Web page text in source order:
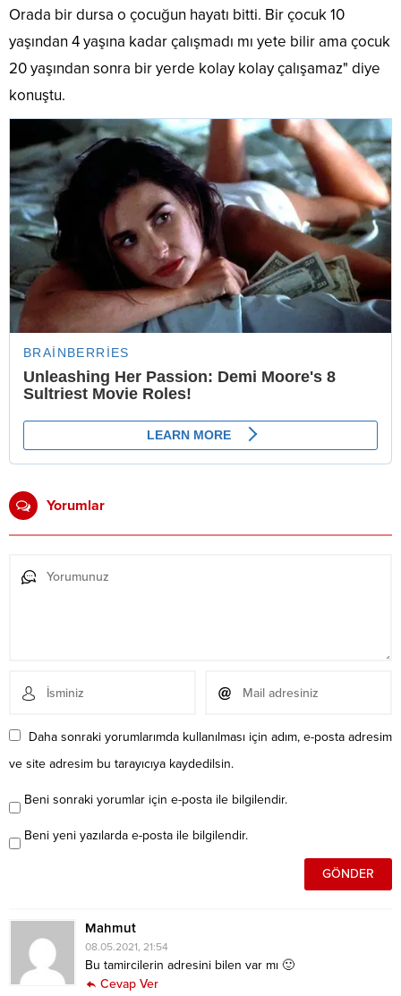
Orada bir dursa o çocuğun hayatı bitti. Bir çocuk 10
yaşından 4 yaşına kadar çalışmadı mı yete bilir ama çocuk
20 yaşından sonra bir yerde kolay kolay çalışamaz" diye
konuştu.
Yorumlar
Daha sonraki yorumlarımda kullanılması için adım, e-posta adresim
ve site adresim bu tarayıcıya kaydedilsin.
Beni sonraki yorumlar için e-posta ile bilgilendir.
Beni yeni yazılarda e-posta ile bilgilendir.
Mahmut
08.05.2021, 21:54
Bu tamircilerin adresini bilen var mı 🙂
Cevap Ver